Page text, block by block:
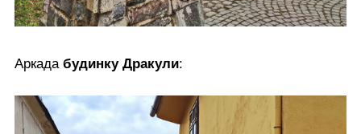
Аркадабудинку Дракули: